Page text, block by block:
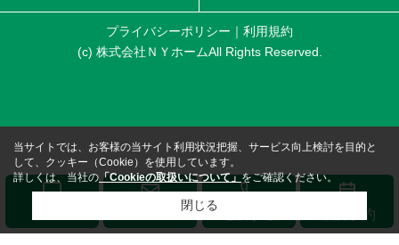
プライバシーポリシー
利用規約
(c) 株式会社ＮＹホームAll Rights Reserved.
来店予約
当サイトでは、お客様の当サイト利用状況把握、サービス向上検討を目的と
して、クッキー（Cookie）を使用しています。
詳しくは、当社の 「Cookieの取扱いについて」をご確認ください。
閉じる